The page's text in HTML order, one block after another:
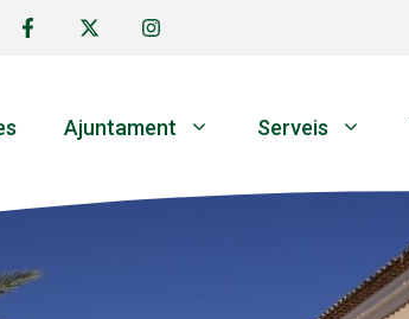
Ajuntament Serveis